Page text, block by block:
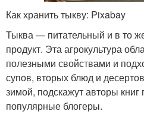
Как хранить тыкву: Pixabay
Тыква — питательный и в то
продукт. Эта агрокультура
полезными свойствами и
супов, вторых блюд и
зимой, подскажут авторы книг
популярные блогеры.